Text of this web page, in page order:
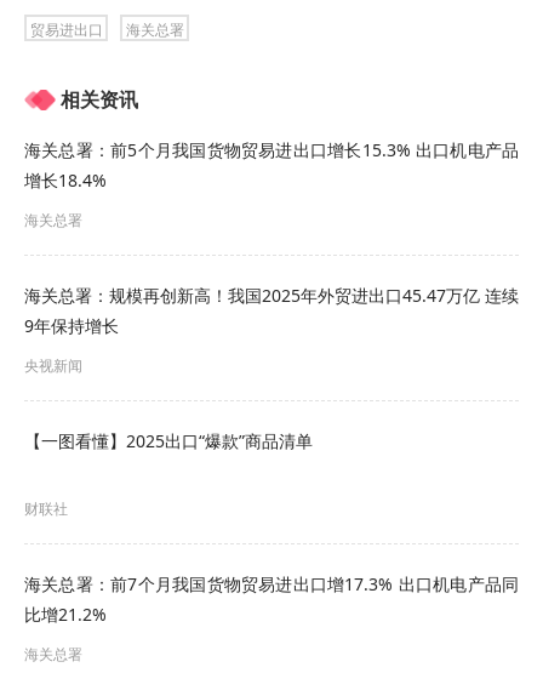
1.24万亿元，增长20.3%；我国与欧盟贸易总值为
6097.1亿元，下降16.9%。同期，我国对共建“一带
一路”国家合计进出口4.02万亿元，增长20%。
增长15.3%；国有企业进出口1万亿元，增长7.4%。
国家信息中心经济预测部宏观经济研究室主任 闫
球需求回暖、政策红利释放、产业优势凸显、微观
边际改善，制造业PMI位于荣枯线以上。我国稳外
实保障。中国制造形成“新兴产业领跑+传统产业稳
盘”的双轮驱动格局，中高端制造业出口保持高增
贸易进出口 海关总署
相关资讯
海关总署：前5个月我国货物贸易进出口增长15.3% 出口机电产品
增长18.4%
海关总署
海关总署：规模再创新高！我国2025年外贸进出口45.47万亿 连续
9年保持增长
央视新闻
【一图看懂】2025出口“爆款”商品清单
财联社
海关总署：前7个月我国货物贸易进出口增17.3% 出口机电产品同
比增21.2%
海关总署